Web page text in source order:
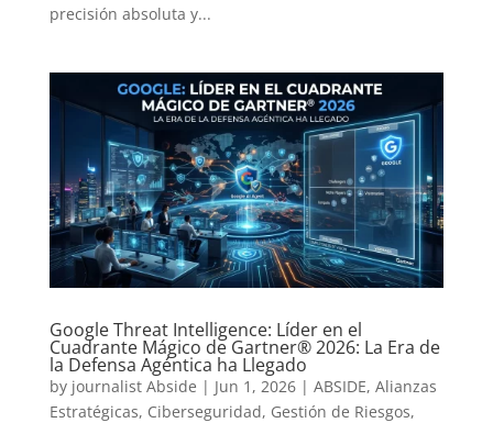
precisión absoluta y...
Google Threat Intelligence: Líder en el
Cuadrante Mágico de Gartner® 2026: La Era de
la Defensa Agéntica ha Llegado
by journalist Abside | Jun 1, 2026| ABSIDE, Alianzas
Estratégicas, Ciberseguridad, Gestión de Riesgos,